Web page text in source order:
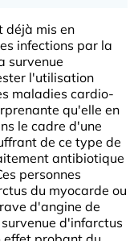
déjà mis en
infections par la
survenue
l'utilisation
maladies cardio-
qu'elle en
le cadre d'une
de ce type de
antibiotique
personnes
du myocarde ou
d'angine de
d'infarctus